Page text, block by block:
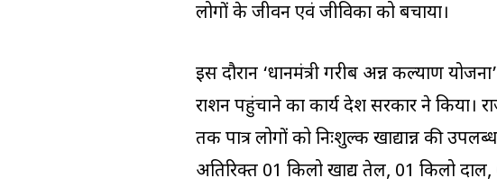
लोगों के जीवन एवं जीविका को बचाया।
इस दौरान ‘प्रधानमंत्री गरीब अन्न कल्याण
राशन पहुंचाने का कार्य प्रदेश सरकार ने किया।
तक पात्र लोगों को निःशुल्क खाद्यान्न की
अतिरिक्त 01 किलो खाद्य तेल, 01 किलो